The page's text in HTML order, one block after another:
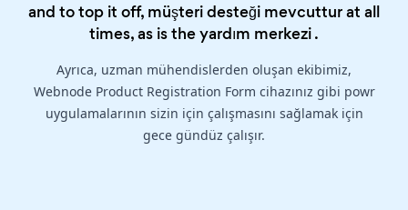
and to top it off, müşteri desteği mevcuttur at all
times, as is theyardım merkezi.
Ayrıca, uzman mühendislerden oluşan ekibimiz,
Webnode Product Registration Form cihazınız gibi powr
uygulamalarının sizin için çalışmasını sağlamak için
gece gündüz çalışır.